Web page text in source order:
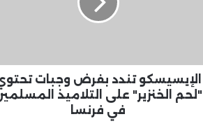
الإيسيسكو تندد بفرض وجبات
"لحم الخنزير" على التلاميذ
في فرنسا